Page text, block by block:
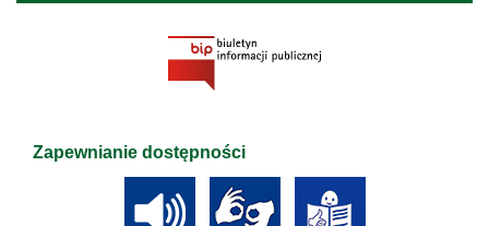
Zapewnianie dostępności